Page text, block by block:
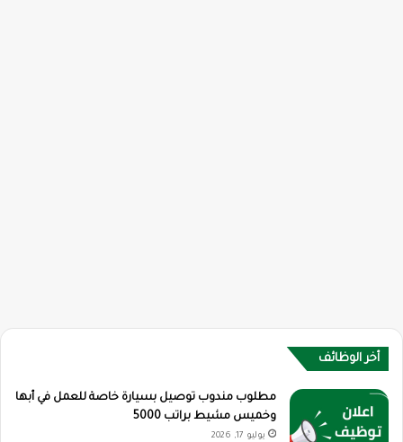
أخر الوظائف
مطلوب مندوب توصيل بسيارة خاصة للعمل في أبها
وخميس مشيط براتب 5000
يوليو 17, 2026